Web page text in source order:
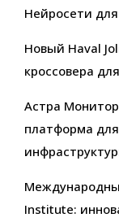
Нейросети
Новый Haval
кроссовера
Астра
платформа
Institute: